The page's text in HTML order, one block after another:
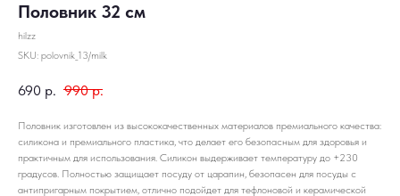
Половник 32 см
hilzz
SKU: polovnik_13/milk
690 р. 990 р.
Половник изготовлен из высококачественных материалов премиального качества:
силикона и премиального пластика, что делает его безопасным для здоровья и
практичным для использования. Силикон выдерживает температуру до +230
градусов. Полностью защищает посуду от царапин, безопасен для посуды с
антипригарным покрытием, отлично подойдет для тефлоновой и керамической